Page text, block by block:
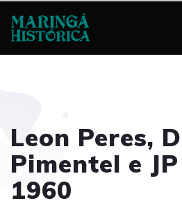
Leon Peres,
Pimentel e
1960